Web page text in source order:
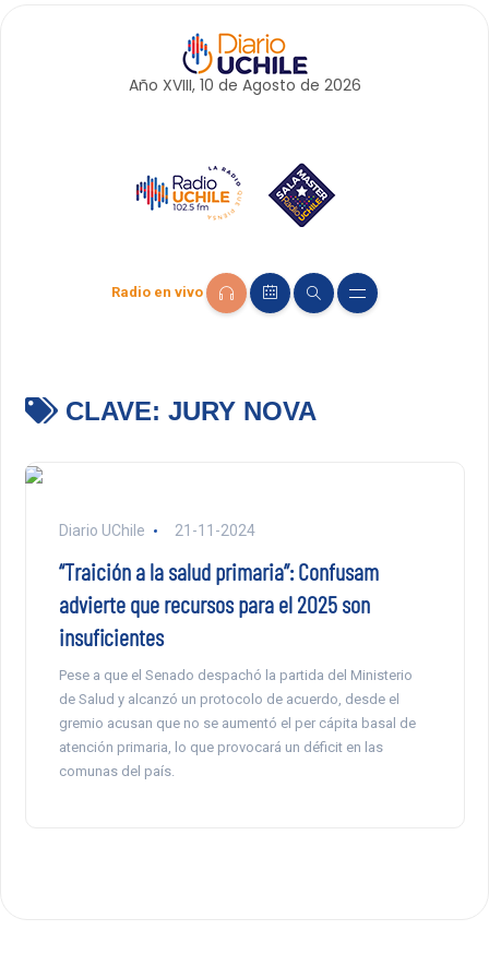
Año XVIII, 10 de Agosto de 2026
Radio en vivo
CLAVE: JURY NOVA
Diario UChile 21-11-2024
“Traición a la salud primaria”: Confusam
advierte que recursos para el 2025 son
insuficientes
Pese a que el Senado despachó la partida del Ministerio
de Salud y alcanzó un protocolo de acuerdo, desde el
gremio acusan que no se aumentó el per cápita basal de
atención primaria, lo que provocará un déficit en las
comunas del país.